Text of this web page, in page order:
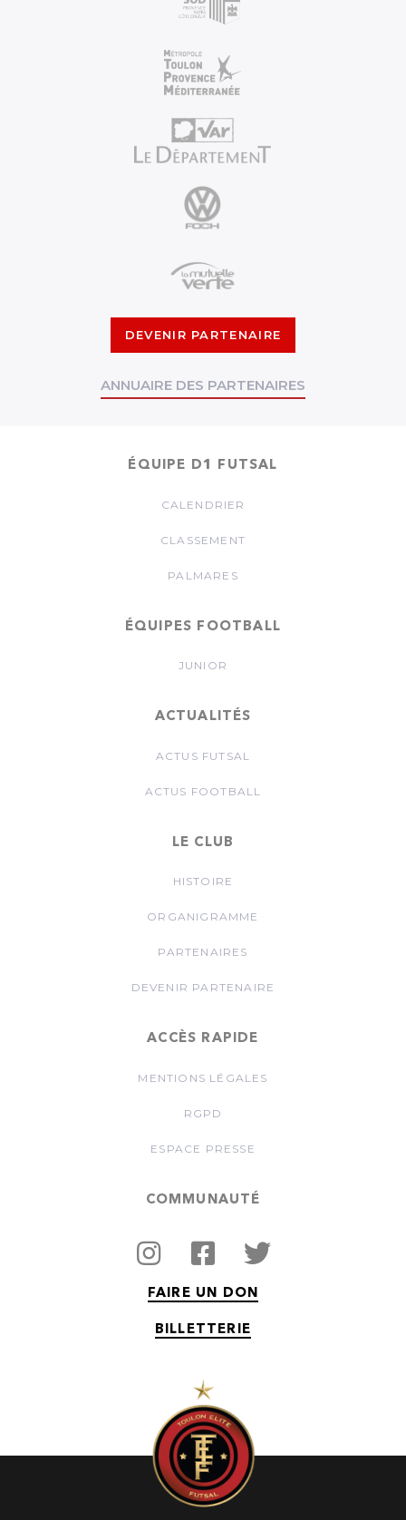
DEVENIR PARTENAIRE
ANNUAIRE DES PARTENAIRES
ÉQUIPE D1 FUTSAL
CALENDRIER
CLASSEMENT
PALMARES
ÉQUIPES FOOTBALL
JUNIOR
ACTUALITÉS
ACTUS FUTSAL
ACTUS FOOTBALL
LE CLUB
HISTOIRE
ORGANIGRAMME
PARTENAIRES
DEVENIR PARTENAIRE
ACCÈS RAPIDE
MENTIONS LÉGALES
RGPD
ESPACE PRESSE
COMMUNAUTÉ
FAIRE UN DON
BILLETTERIE